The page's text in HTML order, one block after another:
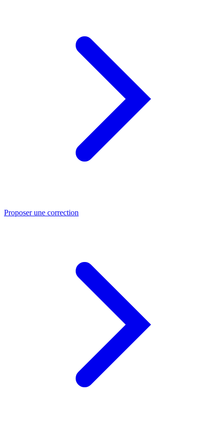
Proposer une correction